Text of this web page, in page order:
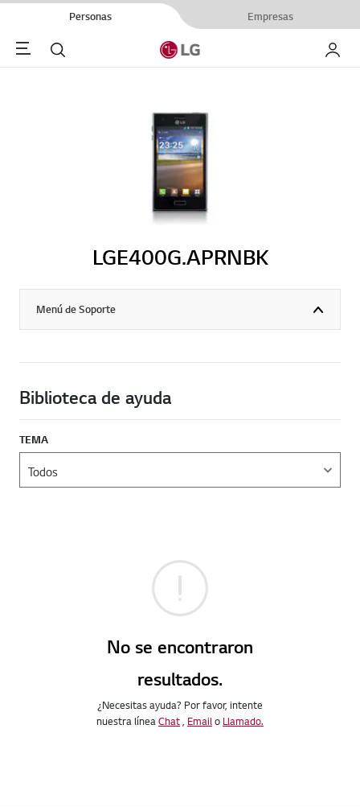
Personas Empresas
Menu Buscar My LG
LGE400G.APRNBK
Menú de Soporte
Biblioteca de ayuda
TEMA
No se encontraron
resultados.
¿Necesitas ayuda? Por favor, intente
nuestra líneaChat, Emailo Llamado.